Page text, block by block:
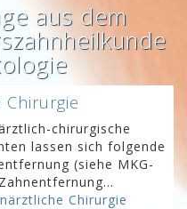
aus dem
chirurgische
lassen sich folgende
(siehe MKG-
Chirurgie